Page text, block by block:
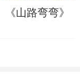
《山路弯弯》